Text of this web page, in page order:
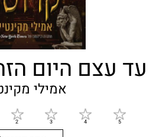
עד עצם היום הזה 5 -
אמילי